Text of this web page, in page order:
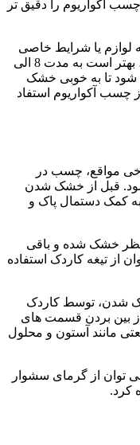
آکواریوم را دقیق تر
لوازم یا شرایط خاصی
وجود ندارد. برای نتیجه بهتر از عمل نصب، بهتر است به مدت 8 الی
شود تا به خوبی خشک
چسب آکواریوم استفاد
مواقع، چسب در
قبل از خشک شدن
کمک دستمال پاک و
خشک شده و باقی
از تیغه کاردک استفاده
شدن، توسط کاردک
بین بردن قسمت های
مانند آستون و محلول
توان از گرمای سشوار
کرد.